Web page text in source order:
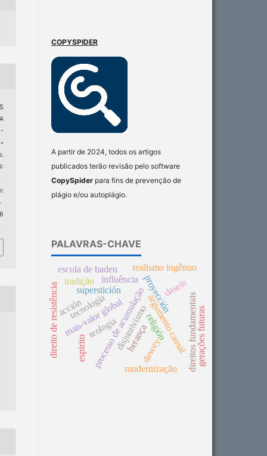
COPYSPIDER
A partir de 2024, todos os artigos
publicados terão revisão pelo software
CopySpider para fins de prevenção de
plágio e/ou autoplágio.
PALAVRAS-CHAVE
argumento causal
superstición proyección
processo de acumulação
mais-valor globaldisjuntivismoreligión
realismo ingênuo
tecnología
dewey
teología direitos fundamentais
espirito
influência
escola de baden
dasein
herança
modernização
tradição
direito de resistência gerações futuras
acción